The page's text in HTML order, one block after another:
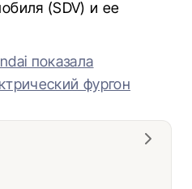
(SDV) и ее
показала
фургон